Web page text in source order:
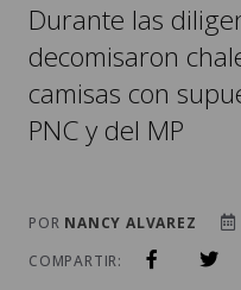
Durante las
decomisaron
camisas con
PNC y del MP
POR NANCY ALVAREZ
COMPARTIR: